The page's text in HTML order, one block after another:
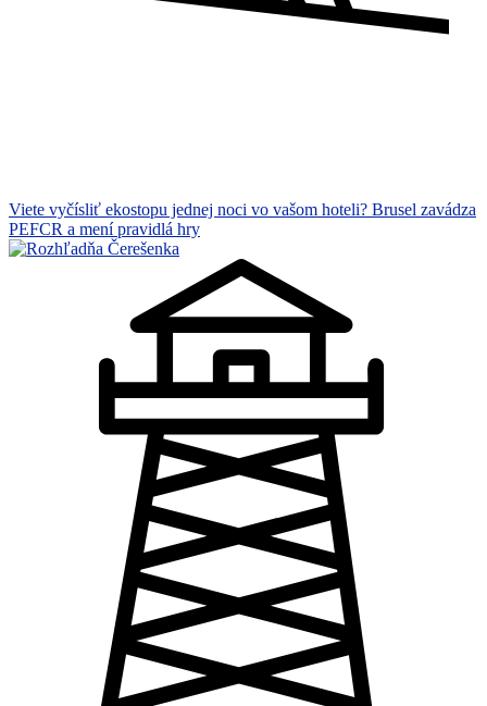
Viete vyčísliť ekostopu jednej noci vo vašom hoteli? Brusel zavádza
PEFCR a mení pravidlá hry